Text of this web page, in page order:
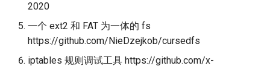
2020
一个 ext2 和 FAT 为一体的 fs
https://github.com/NieDzejkob/cursedfs
iptables 规则调试工具 https://github.com/x-